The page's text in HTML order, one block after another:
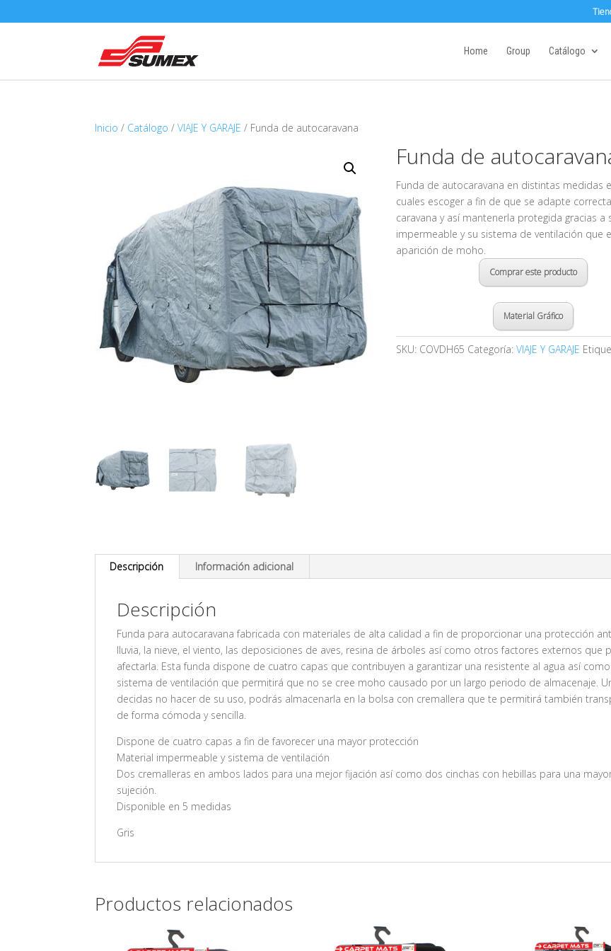
Home Group Catálogo
Inicio / Catálogo /VIAJE Y GARAJE / Funda de autocaravana
Funda de
Funda de autocaravana en distintas medidas
cuales escoger a fin de que se adapte
caravana y así mantenerla protegida gracias a
impermeable y su sistema de ventilación que
aparición de moho.
Comprar este producto
Material Gráfico
SKU: COVDH65 Categoría:VIAJE Y GARAJE
Descripción Información adicional
Descripción
Funda para autocaravana fabricada con materiales de alta calidad a fin de proporcionar una protección
lluvia, la nieve, el viento, las deposiciones de aves, resina de árboles así como otros factores externos que
afectarla. Esta funda dispone de cuatro capas que contribuyen a garantizar una resistente al agua así
sistema de ventilación que permitirá que no se cree moho causado por un largo periodo de almacenaje.
decidas no hacer de su uso, podrás almacenarla en la bolsa con cremallera que te permitirá también
de forma cómoda y sencilla.
Dispone de cuatro capas a fin de favorecer una mayor protección
Material impermeable y sistema de ventilación
Dos cremalleras en ambos lados para una mejor fijación así como dos cinchas con hebillas para una
sujeción.
Disponible en 5 medidas
Gris
Productos relacionados